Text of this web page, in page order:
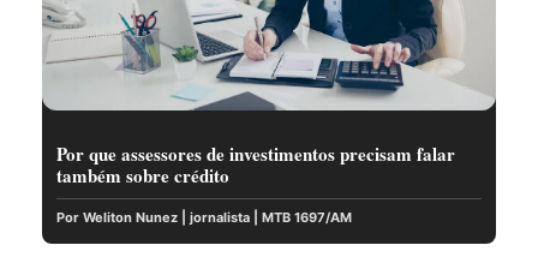
Por que assessores de investimentos precisam falar
também sobre crédito
Por Weliton Nunez | jornalista | MTB 1697/AM